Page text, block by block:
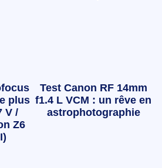
plus
V /
Z6
Test Canon RF 14mm
f1.4 L VCM : un rêve en
astrophotographie